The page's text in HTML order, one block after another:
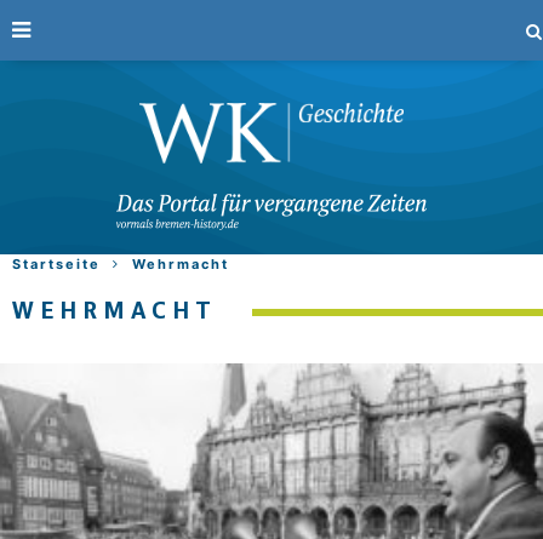
Startseite Wehrmacht
WEHRMACHT